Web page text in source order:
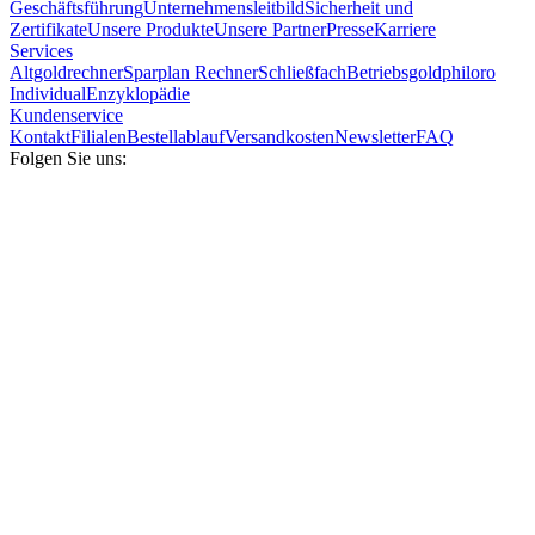
GeschäftsführungUnternehmensleitbildSicherheit und
ZertifikateUnsere ProdukteUnsere PartnerPresseKarriere
Services
AltgoldrechnerSparplan RechnerSchließfachBetriebsgoldphiloro
IndividualEnzyklopädie
Kundenservice
KontaktFilialenBestellablaufVersandkostenNewsletterFAQ
Folgen Sie uns: